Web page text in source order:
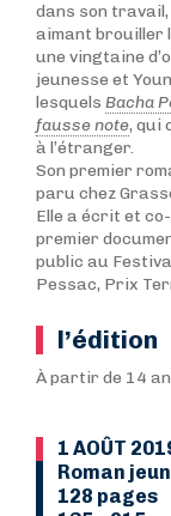
dans son
aimant brouiller
une vingtaine
jeunesse et
lesquels Bacha
fausse note, qui
à l’étranger.
Son premier
paru chez
Elle a écrit et
premier
public au
Pessac, Prix
l’édition
À partir de 14
1 AOÛT
Roman
128 pages